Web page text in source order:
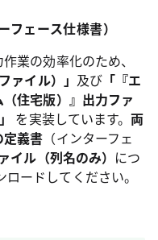
ェース仕様書）
業の効率化のため、
ァイル）」 及び「『エ
住宅版）』出力ファ
を実装しています。両
義書 （インターフェ
イル（列名のみ） につ
ロードしてください。